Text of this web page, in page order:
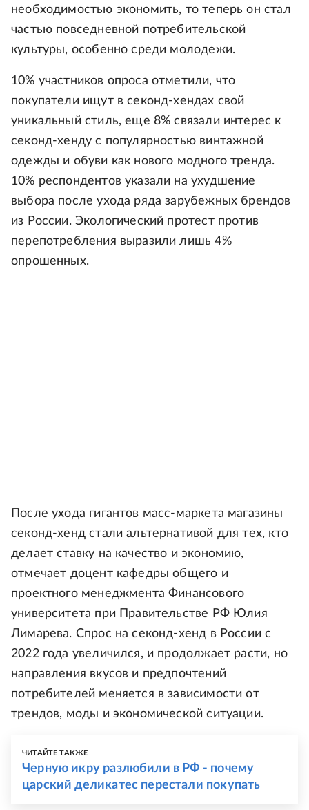
необходимостью экономить, то теперь он стал
частью повседневной потребительской
культуры, особенно среди молодежи.
10% участников опроса отметили, что
покупатели ищут в секонд-хендах свой
уникальный стиль, еще 8% связали интерес к
секонд-хенду с популярностью винтажной
одежды и обуви как нового модного тренда.
10% респондентов указали на ухудшение
выбора после ухода ряда зарубежных брендов
из России. Экологический протест против
перепотребления выразили лишь 4%
опрошенных.
После ухода гигантов масс-маркета магазины
секонд-хенд стали альтернативой для тех, кто
делает ставку на качество и экономию,
отмечает доцент кафедры общего и
проектного менеджмента Финансового
университета при Правительстве РФ Юлия
Лимарева. Спрос на секонд-хенд в России с
2022 года увеличился, и продолжает расти, но
направления вкусов и предпочтений
потребителей меняется в зависимости от
трендов, моды и экономической ситуации.
ЧИТАЙТЕ ТАКЖЕ
Черную икру разлюбили в РФ - почему
царский деликатес перестали покупать